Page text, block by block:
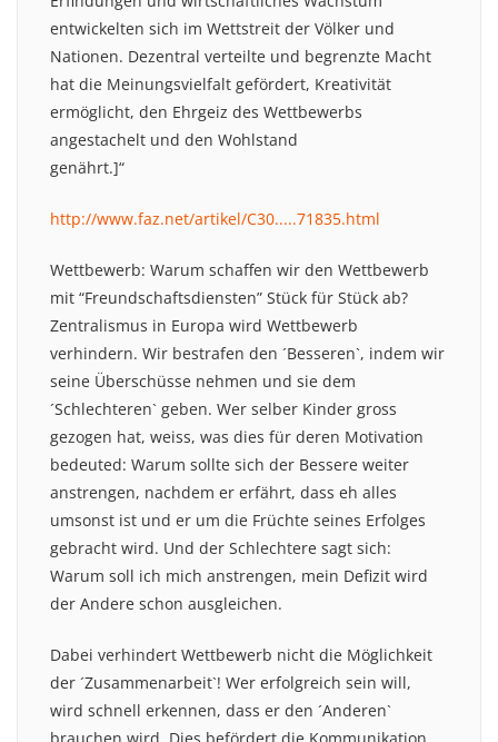
entwickelten sich im Wettstreit der Völker und
Nationen. Dezentral verteilte und begrenzte Macht
hat die Meinungsvielfalt gefördert, Kreativität
ermöglicht, den Ehrgeiz des Wettbewerbs
angestachelt und den Wohlstand
genährt.]“
http://www.faz.net/artikel/C30.....71835.html
Wettbewerb: Warum schaffen wir den Wettbewerb
mit “Freundschaftsdiensten” Stück für Stück ab?
Zentralismus in Europa wird Wettbewerb
verhindern. Wir bestrafen den ´Besseren`, indem wir
seine Überschüsse nehmen und sie dem
´Schlechteren` geben. Wer selber Kinder gross
gezogen hat, weiss, was dies für deren Motivation
bedeuted: Warum sollte sich der Bessere weiter
anstrengen, nachdem er erfährt, dass eh alles
umsonst ist und er um die Früchte seines Erfolges
gebracht wird. Und der Schlechtere sagt sich:
Warum soll ich mich anstrengen, mein Defizit wird
der Andere schon ausgleichen.
Dabei verhindert Wettbewerb nicht die Möglichkeit
der ´Zusammenarbeit`! Wer erfolgreich sein will,
wird schnell erkennen, dass er den ´Anderen`
brauchen wird. Dies befördert die Kommunikation,